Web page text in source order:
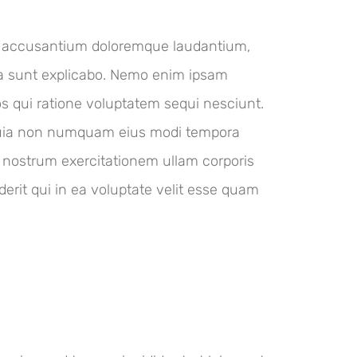
doloremque laudantium,
explicabo. Nemo enim ipsam
qui ratione voluptatem sequi nesciunt.
non numquam eius modi tempora
exercitationem ullam corporis
qui in ea voluptate velit esse quam